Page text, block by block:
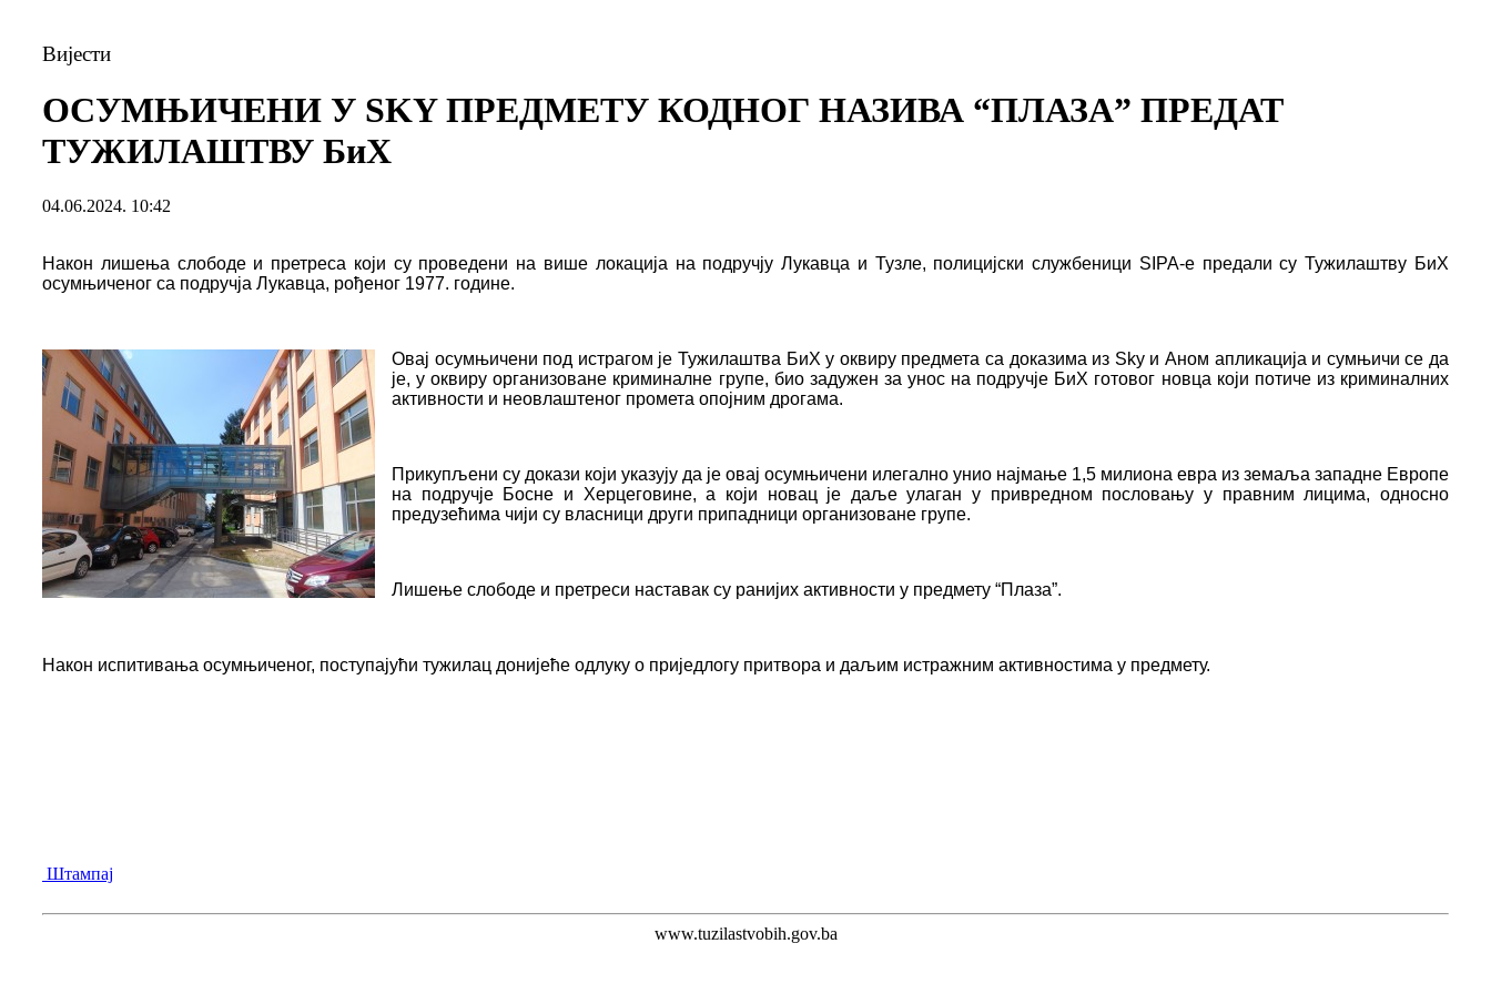
Вијести
ОСУМЊИЧЕНИ У SKY ПРЕДМЕТУ КОДНОГ НАЗИВА “ПЛАЗА” ПРЕДАТ
ТУЖИЛАШТВУ БиХ
04.06.2024. 10:42
Након лишења слободе и претреса који су проведени на више локација на подручју Лукавца и Тузле, полицијски службеници SIPA-е предали су Тужилаштву БиХ
осумњиченог са подручја Лукавца, рођеног 1977. године.
Овај осумњичени под истрагом је Тужилаштва БиХ у оквиру предмета са доказима из Sky и Аном апликација и сумњичи се да
је, у оквиру организоване криминалне групе, био задужен за унос на подручје БиХ готовог новца који потиче из криминалних
активности и неовлаштеног промета опојним дрогама.
Прикупљени су докази који указују да је овај осумњичени илегално унио најмање 1,5 милиона евра из земаља западне Европе
на подручје Босне и Херцеговине, а који новац је даље улаган у привредном пословању у правним лицима, односно
предузећима чији су власници други припадници организоване групе.
Лишење слободе и претреси наставак су ранијих активности у предмету “Плаза”.
Након испитивања осумњиченог, поступајући тужилац донијеће одлуку о приједлогу притвора и даљим истражним активностима у предмету.
Штампај
www.tuzilastvobih.gov.ba